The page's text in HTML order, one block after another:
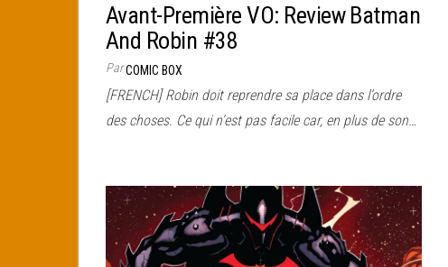
Avant-Première VO: Review Batman
And Robin #38
ParCOMIC BOX
[FRENCH] Robin doit reprendre sa place dans l’ordre
des choses. Ce qui n’est pas facile car, en plus de son…